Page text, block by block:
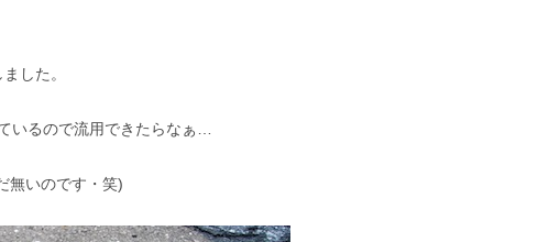
した。
いるので流用できたらなぁ…
無いのです・笑)